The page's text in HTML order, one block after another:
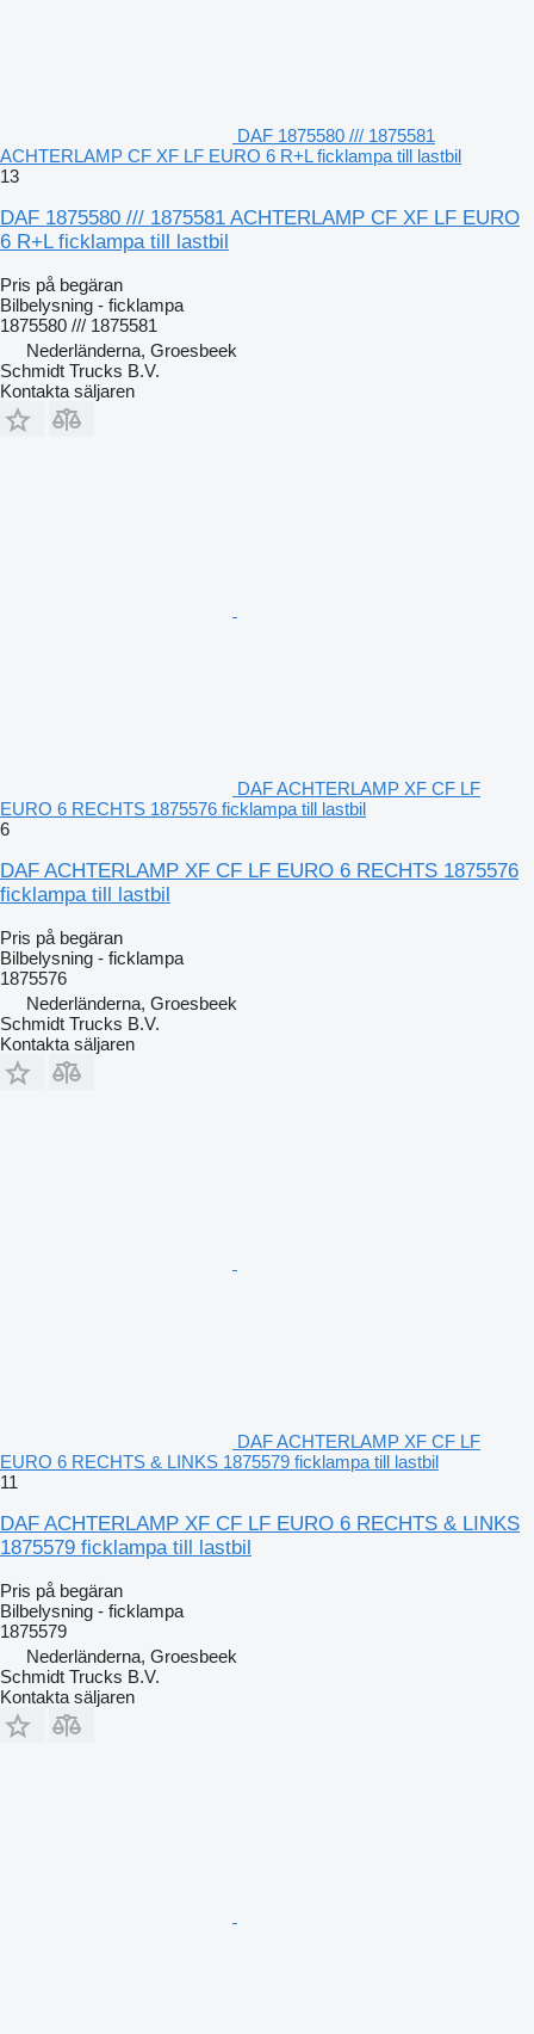
DAF 1875580 /// 1875581
ACHTERLAMP CF XF LF EURO 6 R+L ficklampa till lastbil
13
DAF 1875580 /// 1875581 ACHTERLAMP CF XF LF EURO
6 R+L ficklampa till lastbil
Pris på begäran
Bilbelysning - ficklampa
1875580 /// 1875581
Nederländerna, Groesbeek
Schmidt Trucks B.V.
Kontakta säljaren
DAF ACHTERLAMP XF CF LF
EURO 6 RECHTS 1875576 ficklampa till lastbil
6
DAF ACHTERLAMP XF CF LF EURO 6 RECHTS 1875576
ficklampa till lastbil
Pris på begäran
Bilbelysning - ficklampa
1875576
Nederländerna, Groesbeek
Schmidt Trucks B.V.
Kontakta säljaren
DAF ACHTERLAMP XF CF LF
EURO 6 RECHTS & LINKS 1875579 ficklampa till lastbil
11
DAF ACHTERLAMP XF CF LF EURO 6 RECHTS & LINKS
1875579 ficklampa till lastbil
Pris på begäran
Bilbelysning - ficklampa
1875579
Nederländerna, Groesbeek
Schmidt Trucks B.V.
Kontakta säljaren